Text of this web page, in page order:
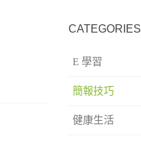
CATEGORIES
E 學習
簡報技巧
健康生活